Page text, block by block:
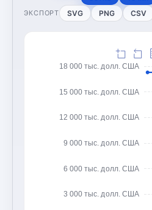
ЭКСПОРТ SVG PNG CSV
3 000 тыс. долл. США
6 000 тыс. долл. США
9 000 тыс. долл. США
12 000 тыс. долл. США
15 000 тыс. долл. США
18 000 тыс. долл. США